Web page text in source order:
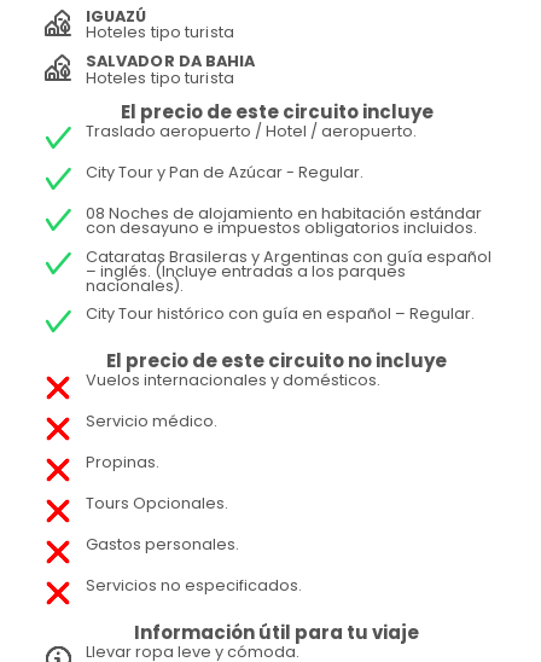
IGUAZÚ
Hoteles tipo turista
SALVADOR DA BAHIA
Hoteles tipo turista
El precio de este circuito incluye
Traslado aeropuerto / Hotel / aeropuerto.
City Tour y Pan de Azúcar - Regular.
08 Noches de alojamiento en habitación estándar
con desayuno e impuestos obligatorios incluidos.
Cataratas Brasileras y Argentinas con guía español
– inglés. (Incluye entradas a los parques
nacionales).
City Tour histórico con guía en español – Regular.
El precio de este circuito no incluye
Vuelos internacionales y domésticos.
Servicio médico.
Propinas.
Tours Opcionales.
Gastos personales.
Servicios no especificados.
Información útil para tu viaje
Llevar ropa leve y cómoda.